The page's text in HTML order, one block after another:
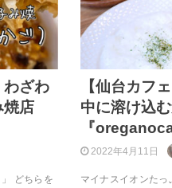
わざわ
焼店
どちらを
【仙台カフ
中に溶け込
『
2022年4月11日
マイナスイオンた